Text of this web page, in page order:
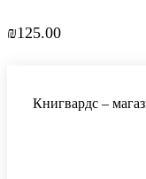
₪125.00
Книгвардс –